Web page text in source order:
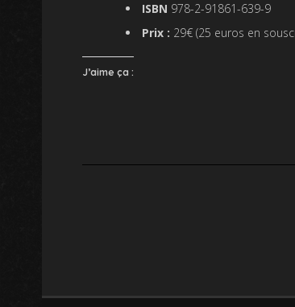
ISBN 978-2-91861-639-9
Prix : 29€ (25 euros en
J’aime ça :